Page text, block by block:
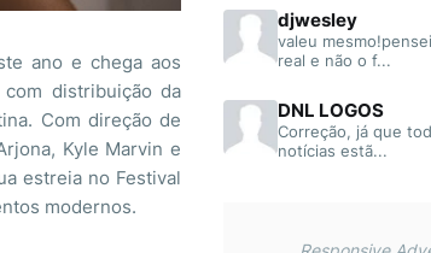
ano e chega aos
distribuição da
Com direção de
Kyle Marvin e
estreia no Festival
modernos.
djwesley
valeu
real e não o f...
DNL LOGOS
Correção, já que
notícias estã...